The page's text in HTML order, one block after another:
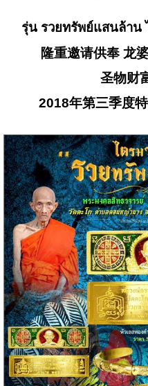
รุ่น รวยทรัพย์แสนล้าน
隆重邀请供奉 龙
圣物财
2018年第三季度